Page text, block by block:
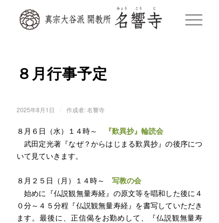
８月行事予定
2025年8月1日 作成者:名響寺
８月６日（水）１４時～ 『歎異抄』輪読会
武田定光著『なぜ？からはじまる歎異抄』の後序につ
いて見ていきます。
８月２５日（月）１４時～ 写教の会
始めに『仏説観無量寿経』の原文等を唱和した後に４
０分～４５分程『仏説観無量寿経』を書写していただき
ます。最後に、正信偈をお勤めして、『仏説観無量寿